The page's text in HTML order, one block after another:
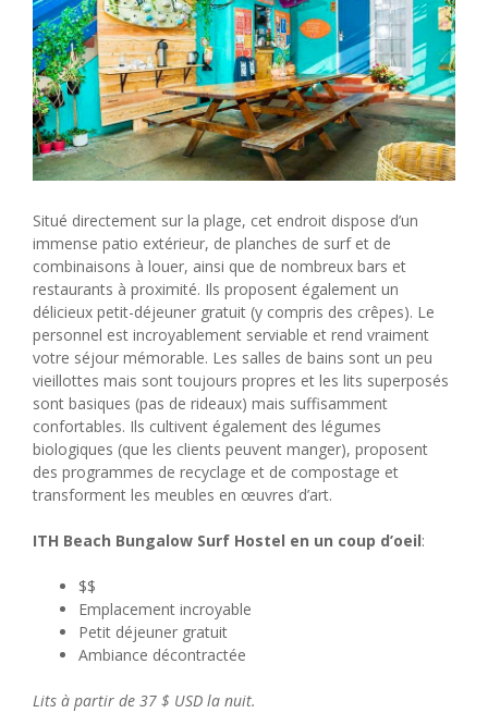
Situé directement sur la plage, cet endroit dispose d’un
immense patio extérieur, de planches de surf et de
combinaisons à louer, ainsi que de nombreux bars et
restaurants à proximité. Ils proposent également un
délicieux petit-déjeuner gratuit (y compris des crêpes). Le
personnel est incroyablement serviable et rend vraiment
votre séjour mémorable. Les salles de bains sont un peu
vieillottes mais sont toujours propres et les lits superposés
sont basiques (pas de rideaux) mais suffisamment
confortables. Ils cultivent également des légumes
biologiques (que les clients peuvent manger), proposent
des programmes de recyclage et de compostage et
transforment les meubles en œuvres d’art.
ITH Beach Bungalow Surf Hostel en un coup d’oeil:
$$
Emplacement incroyable
Petit déjeuner gratuit
Ambiance décontractée
Lits à partir de 37 $ USD la nuit.